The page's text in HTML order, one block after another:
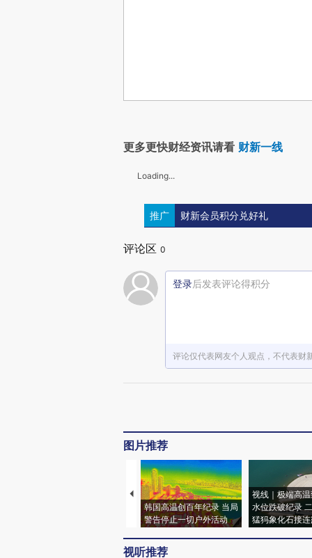
更多更快财经资讯请看 财新一线
Loading...
推广 财新会员积分兑好礼
评论区 0
登录后发表评论得积分
评论仅代表网友个人观点，不代表财
图片推荐
韩国高温创百年纪录 当局
警告停止一切户外活动
视线｜极端高
水位跌破纪录
猛犸象化石接
视听推荐